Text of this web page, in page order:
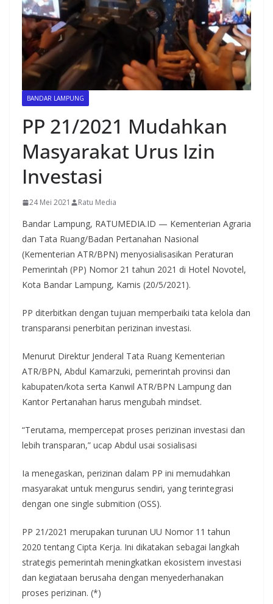
BANDAR LAMPUNG
PP 21/2021 Mudahkan
Masyarakat Urus Izin
Investasi
24 Mei 2021 Ratu Media
Bandar Lampung, RATUMEDIA.ID — Kementerian Agraria
dan Tata Ruang/Badan Pertanahan Nasional
(Kementerian ATR/BPN) menyosialisasikan Peraturan
Pemerintah (PP) Nomor 21 tahun 2021 di Hotel Novotel,
Kota Bandar Lampung, Kamis (20/5/2021).
PP diterbitkan dengan tujuan memperbaiki tata kelola dan
transparansi penerbitan perizinan investasi.
Menurut Direktur Jenderal Tata Ruang Kementerian
ATR/BPN, Abdul Kamarzuki, pemerintah provinsi dan
kabupaten/kota serta Kanwil ATR/BPN Lampung dan
Kantor Pertanahan harus mengubah mindset.
“Terutama, mempercepat proses perizinan investasi dan
lebih transparan,” ucap Abdul usai sosialisasi
Ia menegaskan, perizinan dalam PP ini memudahkan
masyarakat untuk mengurus sendiri, yang terintegrasi
dengan one single submition (OSS).
PP 21/2021 merupakan turunan UU Nomor 11 tahun
2020 tentang Cipta Kerja. Ini dikatakan sebagai langkah
strategis pemerintah meningkatkan ekosistem investasi
dan kegiataan berusaha dengan menyederhanakan
proses perizinan. (*)